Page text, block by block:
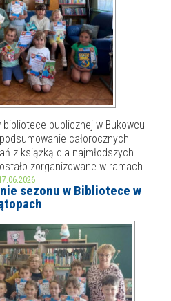
publicznej w Bukowcu
całorocznych
z książką dla najmłodszych
zorganizowane w ramach…
sezonu w Bibliotece w